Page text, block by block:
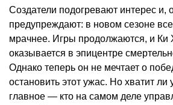
Создатели подогревают интерес и,
предупреждают: в новом сезоне
мрачнее. Игры продолжаются, и Ки
оказывается в эпицентре
Однако теперь он не мечтает о
остановить этот ужас. Но хватит ли
главное — кто на самом деле